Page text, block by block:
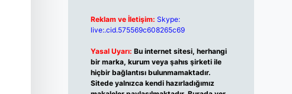
Reklam ve İletişim: Skype:
live:.cid.575569c608265c69
Yasal Uyarı: Bu internet sitesi, herhangi
bir marka, kurum veya şahıs şirketi ile
hiçbir bağlantısı bulunmamaktadır.
Sitede yalnızca kendi hazırladığımız